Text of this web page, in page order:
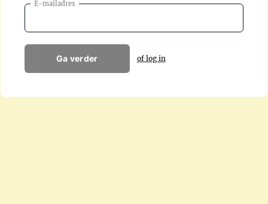
E-mailadres
Ga verder of log in